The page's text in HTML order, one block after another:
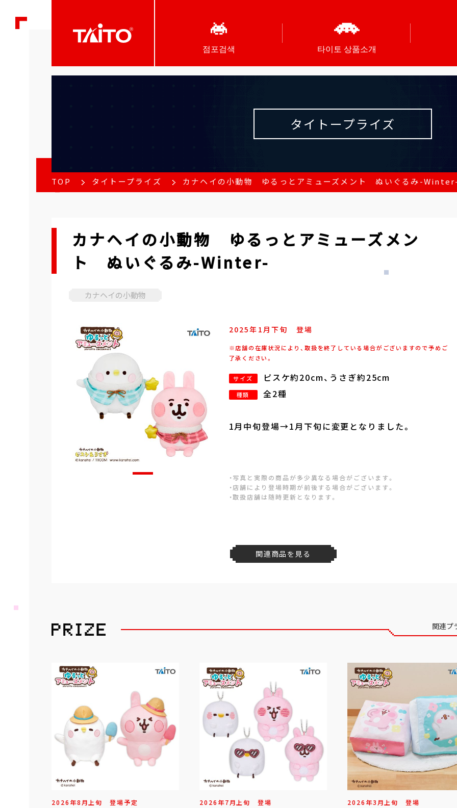
점포검색 타이토 상품소개
タイトープライズ
TOP タイトープライズ カナヘイの小動物 ゆるっとアミューズメント ぬいぐるみ-
カナヘイの小動物 ゆるっとアミューズメン
ト ぬいぐるみ-Winter-
カナヘイの小動物
2025年 1月下旬 登場
※店舗の在庫状況により、取扱を終了している場合がございますので予めご
了承ください。
サイズ ピスケ約20cm、うさぎ約25cm
種類 全2種
1月中旬登場→1月下旬に変更となりました。
・写真と実際の商品が多少異なる場合がございます。
・店舗により登場時期が前後する場合がございます。
・取扱店舗は随時更新となります。
関連商品を見る
関連プ
2026年8月上旬 登場予定 2026年7月上旬 登場 2026年3月上旬 登場